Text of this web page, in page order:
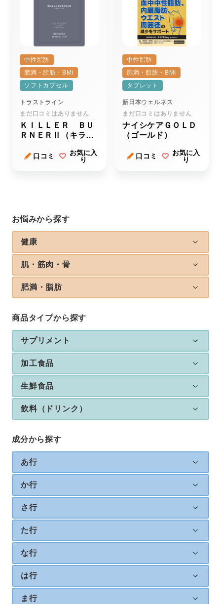
お悩みから探す
健康
肌・筋肉・骨
肥満・脂肪
商品タイプから探す
サプリメント
加工食品
生鮮食品
飲料（ドリンク）
成分から探す
あ行
か行
さ行
た行
な行
は行
ま行
中性脂肪
肥満・脂肪・BMI
ソフトカプセル
トラストライン
まだ口コミはありません
ＫＩＬＬＥＲ ＢＵ
ＲＮＥＲⅡ（キラー
口コミ
お気に入
り
中性脂肪
肥満・脂肪・BMI
タブレット
新日本ウェルネス
まだ口コミはありません
ナイシケアＧＯＬＤ
（ゴールド）
口コミ
お気に入
り